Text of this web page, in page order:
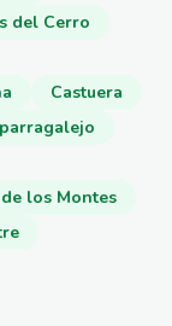
del Cerro
Castuera
los Montes